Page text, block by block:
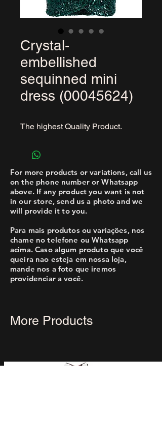
Crystal-
embellished
sequinned mini
dress (00045624)
The highest Quality Product.
For more products or variations, call us
on the phone number or Whatsapp
above. If any product you want is not
in our store, send us a photo and we
will provide it to you.
Para mais produtos ou variações, nos
chame no telefone ou Whatsapp
acima. Caso algum produto que você
queira nao esteja em nossa loja,
mande nos a foto que iremos
providenciar a você.
More Products